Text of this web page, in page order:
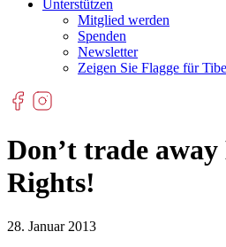
Unterstützen
Mitglied werden
Spenden
Newsletter
Zeigen Sie Flagge für
Don’t trade
Rights!
28. Januar 2013